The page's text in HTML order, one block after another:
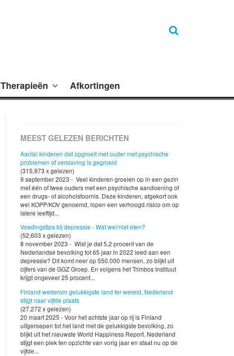
Therapieën Afkortingen
MEEST GELEZEN BERICHTEN
Aantal kinderen dat opgroeit met ouder met psychische
problemen of verslaving is gegroeid
(315,973 x gelezen)
9 september 2023 - Veel kinderen groeien op in een gezin
met één of twee ouders met een psychische aandoening of
een drugs- of alcoholstoornis. Deze kinderen, afgekort ook
wel KOPP/KOV genoemd, lopen een verhoogd risico om op
latere leeftijd...
Voedingstips bij depressie - Wat wel/niet eten?
(52,603 x gelezen)
8 november 2023 - Wist je dat 5,2 procent van de
Nederlandse bevolking tot 65 jaar in 2022 leed aan een
depressie? Dit komt neer op 550.000 mensen, zo blijkt uit
cijfers van de GGZ Groep. En volgens het Trimbos Instituut
krijgt ongeveer 25 procent...
Finland wederom gelukkigste land ter wereld, Nederland
stijgt naar vijfde plaats
(27,272 x gelezen)
20 maart 2025 - Voor het achtste jaar op rij is Finland
uitgeroepen tot het land met de gelukkigste bevolking, zo
blijkt uit het nieuwste World Happiness Report. Nederland
stijgt een plek ten opzichte van vorig jaar en staat nu op de
vijfde...